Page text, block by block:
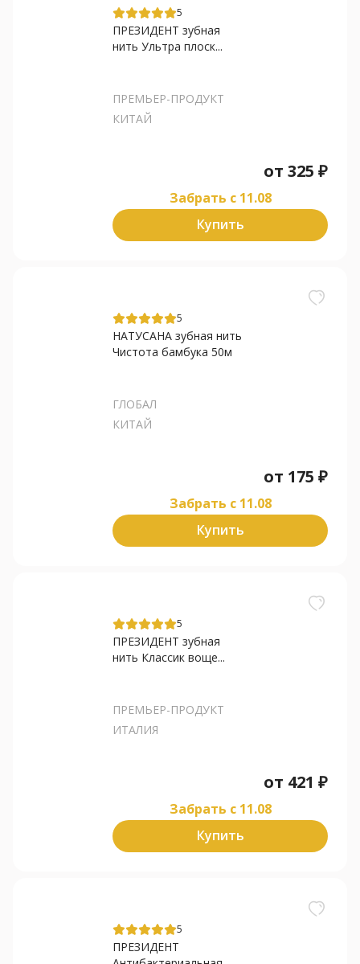
5
ПРЕЗИДЕНТ зубная
нить Ультра плоск...
ПРЕМЬЕР-ПРОДУКТ
КИТАЙ
от 325 ₽
Забрать c 11.08
Купить
5
НАТУСАНА зубная нить
Чистота бамбука 50м
ГЛОБАЛ
КИТАЙ
от 175 ₽
Забрать c 11.08
Купить
5
ПРЕЗИДЕНТ зубная
нить Классик воще...
ПРЕМЬЕР-ПРОДУКТ
ИТАЛИЯ
от 421 ₽
Забрать c 11.08
Купить
5
ПРЕЗИДЕНТ